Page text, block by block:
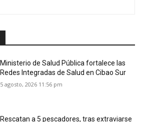
Ministerio de Salud Pública fortalece las
Redes Integradas de Salud en Cibao Sur
5 agosto, 2026 11:56 pm
Rescatan a 5 pescadores, tras extraviarse